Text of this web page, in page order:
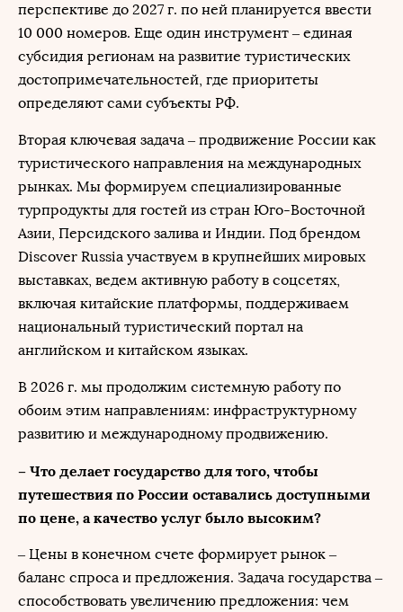
перспективе до 2027 г. по ней планируется ввести
10 000 номеров. Еще один инструмент – единая
субсидия регионам на развитие туристических
достопримечательностей, где приоритеты
определяют сами субъекты РФ.
Вторая ключевая задача – продвижение России как
туристического направления на международных
рынках. Мы формируем специализированные
турпродукты для гостей из стран Юго-Восточной
Азии, Персидского залива и Индии. Под брендом
Discover Russia участвуем в крупнейших мировых
выставках, ведем активную работу в соцсетях,
включая китайские платформы, поддерживаем
национальный туристический портал на
английском и китайском языках.
В 2026 г. мы продолжим системную работу по
обоим этим направлениям: инфраструктурному
развитию и международному продвижению.
– Что делает государство для того, чтобы
путешествия по России оставались доступными
по цене, а качество услуг было высоким?
– Цены в конечном счете формирует рынок –
баланс спроса и предложения. Задача государства –
способствовать увеличению предложения: чем